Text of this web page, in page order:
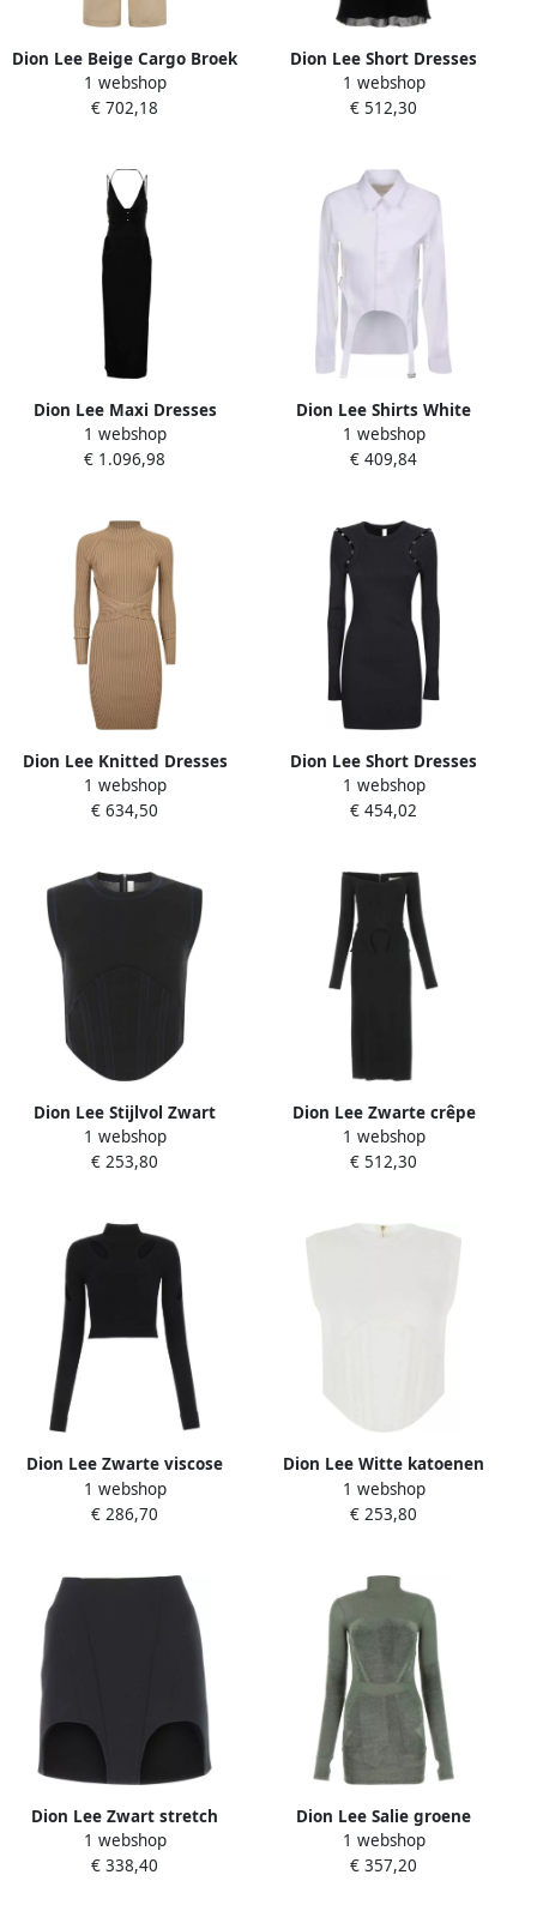
Dion Lee Beige Cargo Broek
Green Dames
1 webshop
€ 702,18
Dion Lee Short Dresses
Zwart Dames
1 webshop
€ 512,30
Dion Lee Maxi Dresses
Zwart Dames
1 webshop
€ 1.096,98
Dion Lee Shirts White
Dames
1 webshop
€ 409,84
Dion Lee Knitted Dresses
Beige Dames
1 webshop
€ 634,50
Dion Lee Short Dresses
Zwart Dames
1 webshop
€ 454,02
Dion Lee Stijlvol Zwart
Katoenen Top Black Dames
1 webshop
€ 253,80
Dion Lee Zwarte crêpe
dame off-the-shoulder jurk
Zwart Dames
1 webshop
€ 512,30
Dion Lee Zwarte viscose
blend Coltrui Black Dames
1 webshop
€ 286,70
Dion Lee Witte katoenen
top White Dames
1 webshop
€ 253,80
Dion Lee Zwart stretch
katoenen blend mini rok
Zwart Dames
1 webshop
€ 338,40
Dion Lee Salie groene
stretch viscose blend mini
jurk Groen Dames
1 webshop
€ 357,20